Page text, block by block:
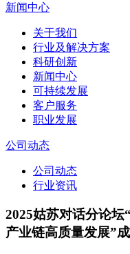
新闻中心
关于我们
行业及解决方案
科研创新
新闻中心
可持续发展
客户服务
职业发展
公司动态
公司动态
行业资讯
2025姑苏对话分论坛
产业链高质量发展”